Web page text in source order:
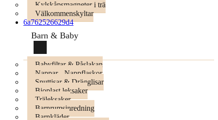
Kylskåpsmagneter i trä
Välkommenskyltar
6a762526629d4
Barn & Baby
Babyfiltar & Påslakan
Nappar - Nappflaskor
Snuttisar & Drägglisar
Bioplast leksaker
Träleksaker
Barnrumsinredning
Barnkläder